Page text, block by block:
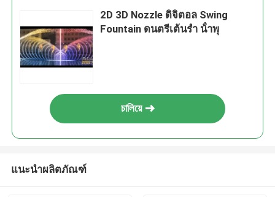
2D 3D Nozzle ดิจิตอล Swing
Fountain ดนตรีเต้นรํา น้ําพุ
চালিয়ে
แนะนำผลิตภัณฑ์